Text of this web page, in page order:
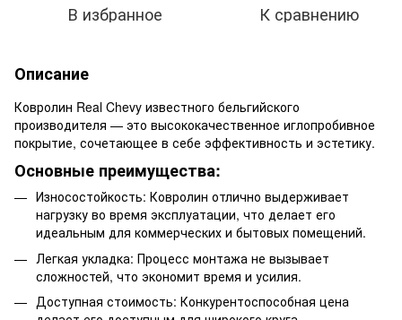
В избранное К сравнению
Описание
Ковролин Real Chevy известного бельгийского
производителя — это высококачественное иглопробивное
покрытие, сочетающее в себе эффективность и эстетику.
Основные преимущества:
Износостойкость: Ковролин отлично выдерживает
нагрузку во время эксплуатации, что делает его
идеальным для коммерческих и бытовых помещений.
Легкая укладка: Процесс монтажа не вызывает
сложностей, что экономит время и усилия.
Доступная стоимость: Конкурентоспособная цена